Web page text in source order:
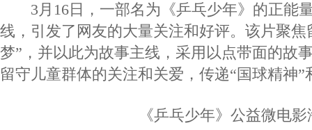
3月16日，一部名为《乒乓少年》的正能
线，引发了网友的大量关注和好评。该片聚焦
梦”，并以此为故事主线，采用以点带面的故
留守儿童群体的关注和关爱，传递“国球精神
《乒乓少年》公益微电影